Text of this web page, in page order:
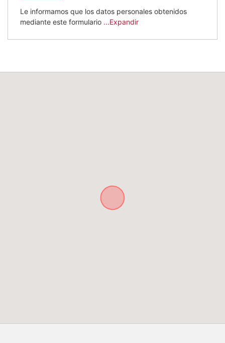
Le informamos que los datos personales obtenidos
mediante este formulario ...Expandir